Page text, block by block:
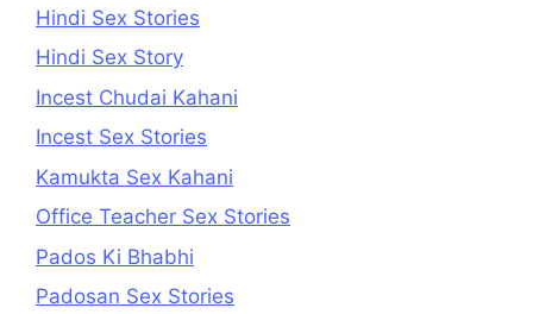
Hindi Sex Stories
Hindi Sex Story
Incest Chudai Kahani
Incest Sex Stories
Kamukta Sex Kahani
Office Teacher Sex Stories
Pados Ki Bhabhi
Padosan Sex Stories